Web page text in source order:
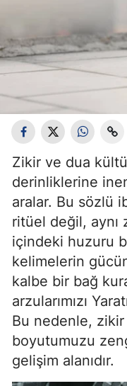
Zikir ve dua
derinliklerine
aralar. Bu sözlü
ritüel değil, aynı
içindeki huzuru
kelimelerin
kalbe bir bağ
arzularımızı
Bu nedenle,
boyutumuzu
gelişim alanıdır.